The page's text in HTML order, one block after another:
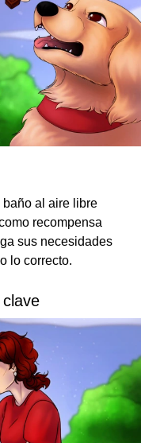
al aire libre
recompensa
sus necesidades
lo correcto.